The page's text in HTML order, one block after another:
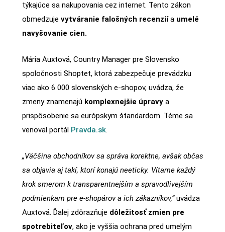
týkajúce sa nakupovania cez internet. Tento zákon
obmedzuje vytváranie falošných recenziía umelé
navyšovanie cien.
Mária Auxtová, Country Manager pre Slovensko
spoločnosti Shoptet, ktorá zabezpečuje prevádzku
viac ako 6 000 slovenských e-shopov, uvádza, že
zmeny znamenajú komplexnejšie úpravya
prispôsobenie sa európskym štandardom. Téme sa
venoval portál Pravda.sk.
„Väčšina obchodníkov sa správa korektne, avšak občas
sa objavia aj takí, ktorí konajú neeticky. Vítame každý
krok smerom k transparentnejším a spravodlivejším
podmienkam pre e-shopárov a ich zákazníkov,”uvádza
Auxtová. Ďalej zdôrazňuje dôležitosť zmien pre
spotrebiteľov, ako je vyššia ochrana pred umelým